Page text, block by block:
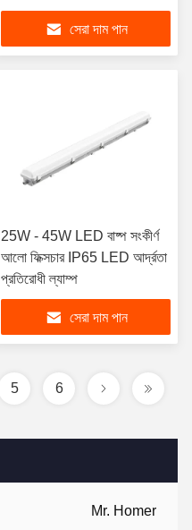
Mr. Homer
ইয়ার্ডের জন্য
সেরা দাম পান
25W - 45W LED বাষ্প সংকীর্ণ
আলো ফিক্সচার IP65 LED আর্দ্রতা
প্রতিরোধী ল্যাম্প
সেরা দাম পান
5 6